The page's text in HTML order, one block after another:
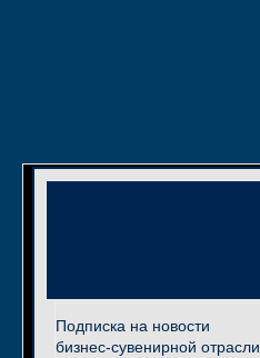
Подписка на новости
бизнес-сувенирной отрасли